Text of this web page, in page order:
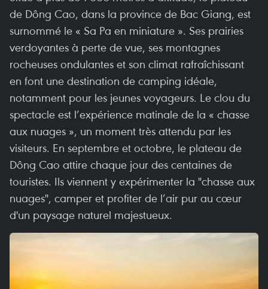
de Dông Cao, dans la province de Bac Giang, est
surnommé le « Sa Pa en miniature ». Ses prairies
verdoyantes à perte de vue, ses montagnes
rocheuses ondulantes et son climat rafraîchissant
en font une destination de camping idéale,
notamment pour les jeunes voyageurs. Le clou du
spectacle est l’expérience matinale de la « chasse
aux nuages », un moment très attendu par les
visiteurs. En septembre et octobre, le plateau de
Dông Cao attire chaque jour des centaines de
touristes. Ils viennent y expérimenter la "chasse aux
nuages", camper et profiter de l’air pur au cœur
d'un paysage naturel majestueux.